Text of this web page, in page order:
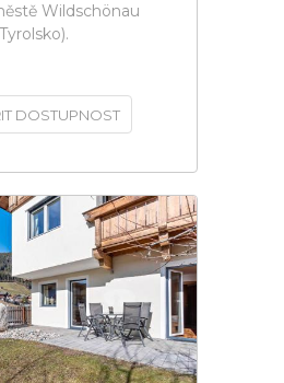
Wildschönau
DOSTUPNOST